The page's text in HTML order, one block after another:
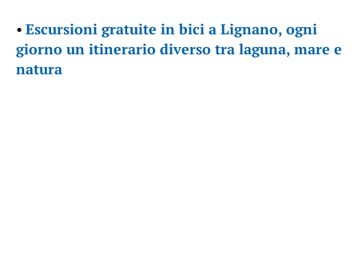
• Escursioni gratuite in bici a Lignano, ogni
giorno un itinerario diverso tra laguna, mare e
natura